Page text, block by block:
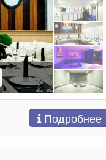
Подробнее